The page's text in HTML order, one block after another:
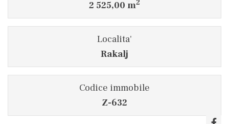
2 525,00 m2
Localita'
Rakalj
Codice immobile
Z-632